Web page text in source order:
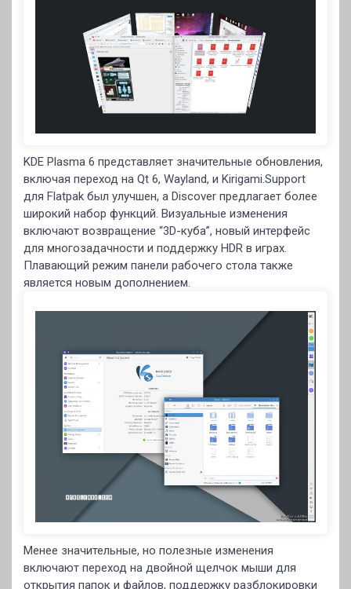
KDE Plasma 6 представляет значительные обновления,
включая переход на Qt 6, Wayland, и Kirigami.Support
для Flatpak был улучшен, а Discover предлагает более
широкий набор функций. Визуальные изменения
включают возвращение “3D-куба”, новый интерфейс
для многозадачности и поддержку HDR в играх.
Плавающий режим панели рабочего стола также
является новым дополнением.
Менее значительные, но полезные изменения
включают переход на двойной щелчок мыши для
открытия папок и файлов, поддержку разблокировки